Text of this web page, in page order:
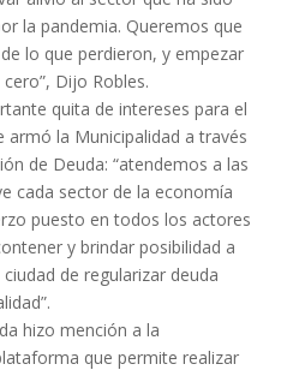
la pandemia. Queremos que
lo que perdieron, y empezar
Dijo Robles.
quita de intereses para el
armó la Municipalidad a través
de Deuda: “atendemos a las
cada sector de la economía
puesto en todos los actores
y brindar posibilidad a
de regularizar deuda
hizo mención a la
que permite realizar